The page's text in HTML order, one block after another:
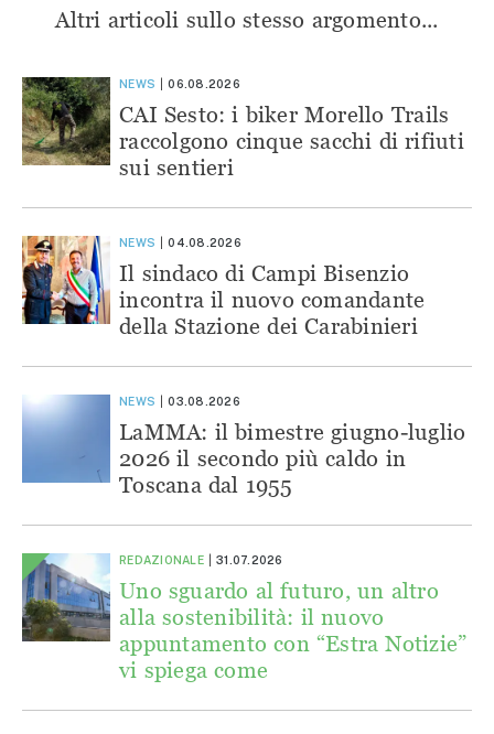
Altri articoli sullo stesso argomento...
NEWS 06.08.2026
CAI Sesto: i biker Morello Trails
raccolgono cinque sacchi di rifiuti
sui sentieri
NEWS 04.08.2026
Il sindaco di Campi Bisenzio
incontra il nuovo comandante
della Stazione dei Carabinieri
NEWS 03.08.2026
LaMMA: il bimestre giugno-luglio
2026 il secondo più caldo in
Toscana dal 1955
REDAZIONALE 31.07.2026
Uno sguardo al futuro, un altro
alla sostenibilità: il nuovo
appuntamento con “Estra Notizie”
vi spiega come